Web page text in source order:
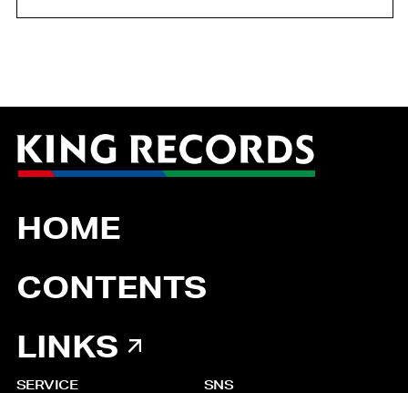
HOME
CONTENTS
LINKS
SERVICE SNS